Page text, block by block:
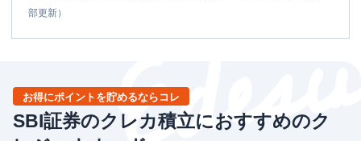
部更新）
お得にポイントを貯めるならコレ
SBI証券のクレカ積立におすすめのク